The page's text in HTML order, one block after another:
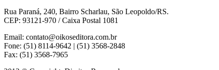
Rua Paraná, 240, Bairro Scharlau, São Leopoldo/RS.
CEP: 93121-970 / Caixa Postal 1081
Email: contato@oikoseditora.com.br
Fone: (51) 8114-9642 | (51) 3568-2848
Fax: (51) 3568-7965